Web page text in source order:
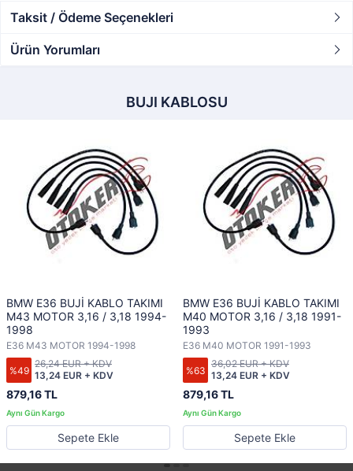
Taksit / Ödeme Seçenekleri
Ürün Yorumları
BUJI KABLOSU
BMW E36 BUJİ KABLO TAKIMI
M43 MOTOR 3,16 / 3,18 1994-
1998
E36 M43 MOTOR 1994-1998
%49
879,16 TL
13,24 EUR + KDV
26,24 EUR + KDV
Sepete Ekle
BMW E36 BUJİ KABLO TAKIMI
M40 MOTOR 3,16 / 3,18 1991-
1993
E36 M40 MOTOR 1991-1993
%63
879,16 TL
13,24 EUR + KDV
36,02 EUR + KDV
Sepete Ekle